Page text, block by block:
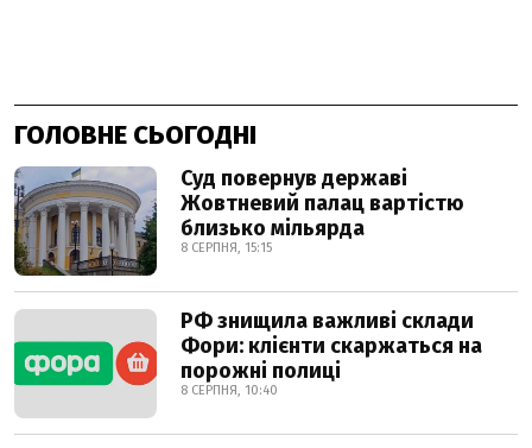
ГОЛОВНЕ СЬОГОДНІ
Суд повернув державі
Жовтневий палац вартістю
близько мільярда
8 СЕРПНЯ, 15:15
РФ знищила важливі склади
Фори: клієнти скаржаться на
порожні полиці
8 СЕРПНЯ, 10:40